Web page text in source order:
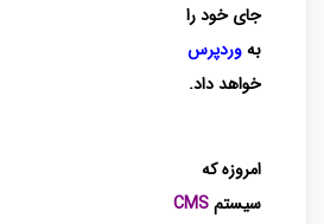
جای خود را
بهوردپرس
خواهد داد.
امروزه که
سیستمCMS